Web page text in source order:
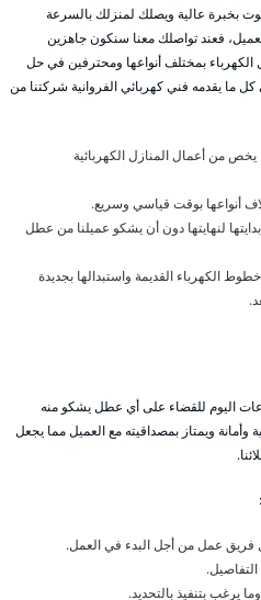
بخبرة عالية ويصلك لمنزلك بالسرعة
فعند تواصلك معنا سنكون جاهزين
بمختلف أنواعها ومحترفين في حل
ما يقدمه فني كهربائي الفروانية شركتنا من
يخص من أعمال المنازل الكهربائية
أنواعها بوقت قياسي وسريع.
لنهايتها دون أن يشكو عميلنا من عطل
الكهرباء القديمة واستبدالها بجديدة
اليوم للقضاء على أي عطل يشكو منه
وأمانة ويمتاز بمصداقيته مع العميل مما يجعل
فريق عمل من أجل البدء في العمل.
التفاصيل.
يرغب بتنفيذ بالتحديد.